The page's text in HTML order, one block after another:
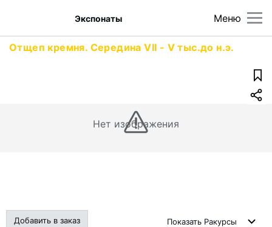
Меню
Экспонаты
Отщеп кремня. Середина VII - V тыс.до н.э.
Нет изображения
Добавить в заказ Показать Ракурсы